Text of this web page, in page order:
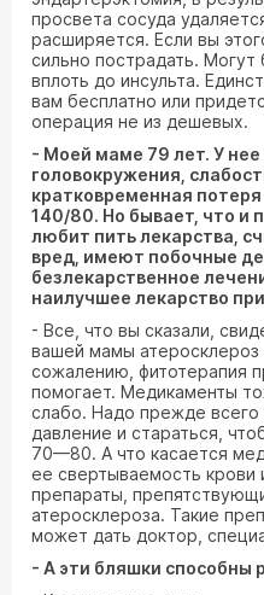
просвета сосуда
расширяется. Если вы
сильно пострадать. Могут
вплоть до инсульта.
вам бесплатно или
операция не из дешевых.
- Моей маме 79 лет. У
головокружения,
кратковременная
140/80. Но бывает, что и
любит пить лекарства,
вред, имеют побочные
безлекарственное
наилучшее лекарство
- Все, что вы сказали,
вашей мамы атеросклероз
сожалению, фитотерапия
помогает. Медикаменты
слабо. Надо прежде всего
давление и стараться,
70—80. А что касается
ее свертываемость крови
препараты,
атеросклероза. Такие
может дать доктор,
- А эти бляшки способны